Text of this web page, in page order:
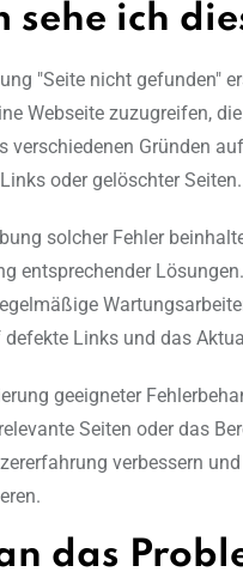
sehe ich
"Seite nicht gefunden"
Webseite zuzugreifen,
verschiedenen Gründen
oder gelöschter Seiten.
solcher Fehler
entsprechender
Links und das
geeigneter
Seiten oder das
verbessern
das